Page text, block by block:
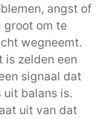
angst of
groot om te
wegneemt.
is zelden een
signaal dat
balans is.
uit van dat